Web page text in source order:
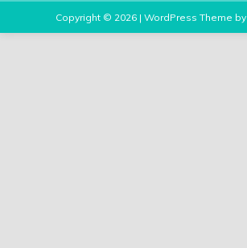
Copyright © 2026 | WordPress Theme by